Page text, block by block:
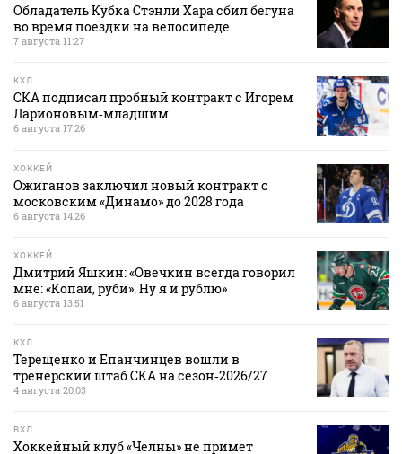
Обладатель Кубка Стэнли Хара сбил бегуна
во время поездки на велосипеде
7 августа 11:27
КХЛ
СКА подписал пробный контракт с Игорем
Ларионовым‑младшим
6 августа 17:26
ХОККЕЙ
Ожиганов заключил новый контракт с
московским «Динамо» до 2028 года
6 августа 14:26
ХОККЕЙ
Дмитрий Яшкин: «Овечкин всегда говорил
мне: «Копай, руби». Ну я и рублю»
6 августа 13:51
КХЛ
Терещенко и Епанчинцев вошли в
тренерский штаб СКА на сезон‑2026/27
4 августа 20:03
ВХЛ
Хоккейный клуб «Челны» не примет